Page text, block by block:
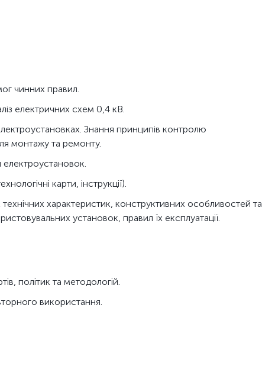
чинних правил.
електричних схем 0,4 кВ.
Знання принципів контролю
монтажу та ремонту.
електроустановок.
карти, інструкції).
характеристик, конструктивних особливостей та
установок, правил їх експлуатації.
політик та методологій.
використання.